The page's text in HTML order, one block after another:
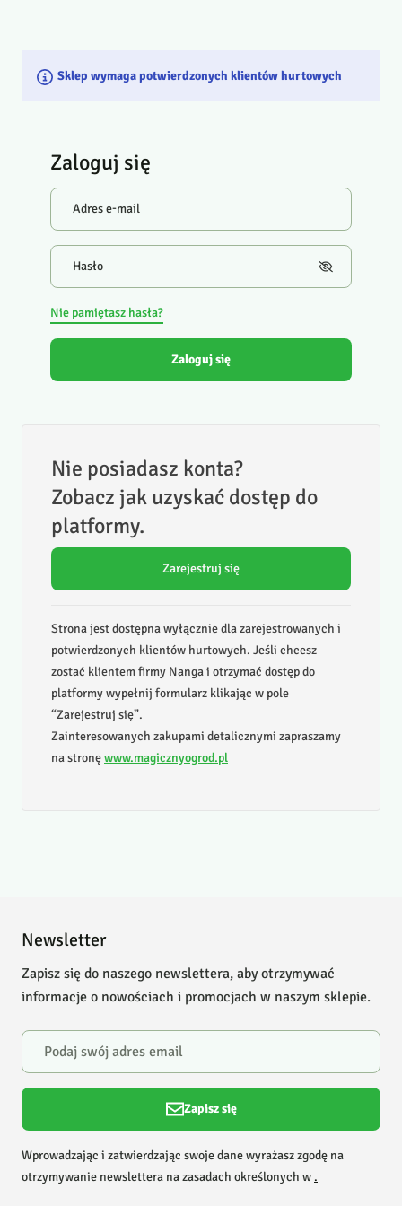
Sklep wymaga potwierdzonych klientów hurtowych
Zaloguj się
Adres e-mail
Hasło
Nie pamiętasz hasła?
Zaloguj się
Nie posiadasz konta?
Zobacz jak uzyskać dostęp do
platformy.
Zarejestruj się
Strona jest dostępna wyłącznie dla zarejestrowanych i
potwierdzonych klientów hurtowych. Jeśli chcesz
zostać klientem firmy Nanga i otrzymać dostęp do
platformy wypełnij formularz klikając w pole
“Zarejestruj się”.
Zainteresowanych zakupami detalicznymi zapraszamy
na stronęwww.magicznyogrod.pl
Newsletter
Zapisz się do naszego newslettera, aby otrzymywać
informacje o nowościach i promocjach w naszym sklepie.
Zapisz się
Wprowadzając i zatwierdzając swoje dane wyrażasz zgodę na
otrzymywanie newslettera na zasadach określonych w .